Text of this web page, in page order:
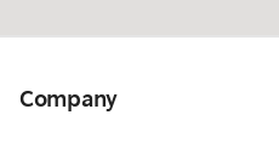
Company